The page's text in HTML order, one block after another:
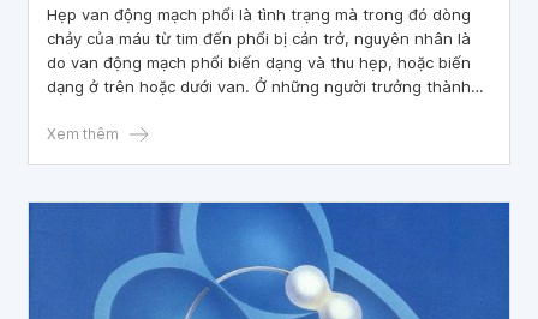
Hẹp van động mạch phổi là tình trạng mà trong đó dòng
chảy của máu từ tim đến phổi bị cản trở, nguyên nhân là
do van động mạch phổi biến dạng và thu hẹp, hoặc biến
dạng ở trên hoặc dưới van. Ở những người trưởng thành
khác, nhưng hầu hết hẹp van động mạch phổi phát triển
Xem thêm